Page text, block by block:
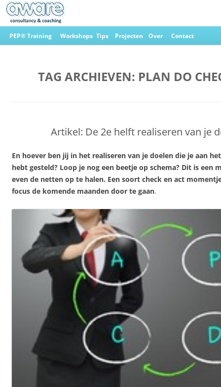
Ga
naar
PEP® Training Workshops Tips Projecten Over Contact
TAG ARCHIEVEN: PLAN DO
Artikel: De 2e helft realiseren van je
En hoever ben jij in het realiseren van je doelen die je aan
hebt gesteld? Loop je nog een beetje op schema? Dit is een
even de netten op te halen. Een soort check en act
focus de komende maanden door te gaan.